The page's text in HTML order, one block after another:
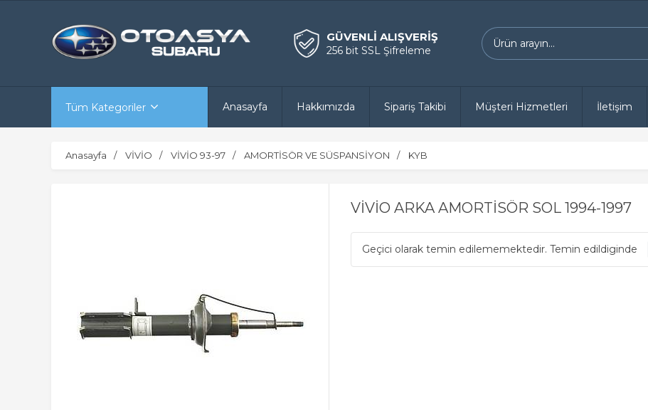
GÜVENLİ ALIŞVERİŞ
256 bit SSL Şifreleme
Tüm Kategoriler Anasayfa Hakkımızda Sipariş Takibi Müşteri Hizmetleri İletişim
Anasayfa VİVİO VİVİO 93-97 AMORTİSÖR VE SÜSPANSİYON KYB
VİVİO ARKA AMORTİSÖR SOL 1994-1997
Geçici olarak temin edilememektedir. Temin edildiginde